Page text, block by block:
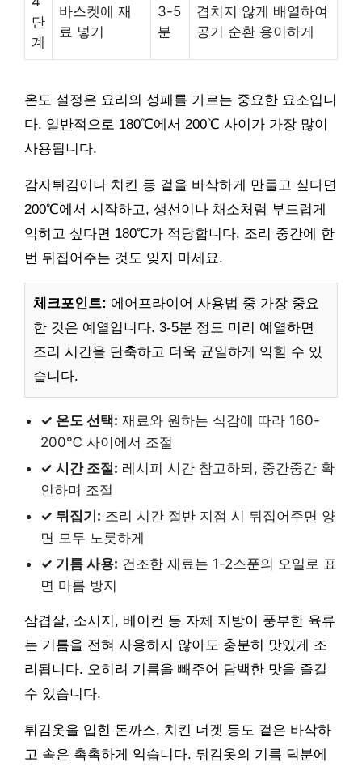
단
계
바스켓에 재
료 넣기
3-5
분
겹치지 않게 배열하여
공기 순환 용이하게
온도 설정은 요리의 성패를 가르는 중요한 요소입니
다. 일반적으로 180℃에서 200℃ 사이가 가장 많이
사용됩니다.
감자튀김이나 치킨 등 겉을 바삭하게 만들고 싶다면
200℃에서 시작하고, 생선이나 채소처럼 부드럽게
익히고 싶다면 180℃가 적당합니다. 조리 중간에 한
번 뒤집어주는 것도 잊지 마세요.
체크포인트: 에어프라이어 사용법 중 가장 중요
한 것은 예열입니다. 3-5분 정도 미리 예열하면
조리 시간을 단축하고 더욱 균일하게 익힐 수 있
습니다.
✓ 온도 선택: 재료와 원하는 식감에 따라 160-
200℃ 사이에서 조절
✓ 시간 조절: 레시피 시간 참고하되, 중간중간 확
인하며 조절
✓ 뒤집기: 조리 시간 절반 지점 시 뒤집어주면 양
면 모두 노릇하게
✓ 기름 사용: 건조한 재료는 1-2스푼의 오일로 표
면 마름 방지
삼겹살, 소시지, 베이컨 등 자체 지방이 풍부한 육류
는 기름을 전혀 사용하지 않아도 충분히 맛있게 조
리됩니다. 오히려 기름을 빼주어 담백한 맛을 즐길
수 있습니다.
튀김옷을 입힌 돈까스, 치킨 너겟 등도 겉은 바삭하
고 속은 촉촉하게 익습니다. 튀김옷의 기름 덕분에